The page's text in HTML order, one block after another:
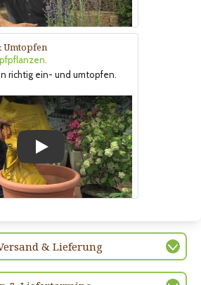
Umtopfen
richtig ein- und umtopfen.
& Lieferung